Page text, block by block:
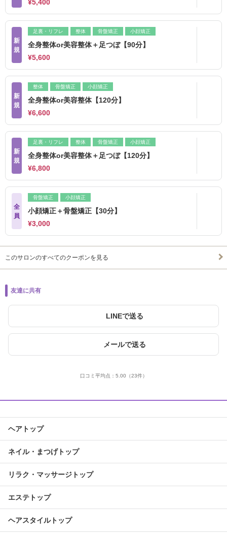
¥5,400
新
規
足裏・リフレ 整体 骨盤矯正 小顔矯正
全身整体or美容整体＋足つぼ【90分】
¥5,600
新
規
整体 骨盤矯正 小顔矯正
全身整体or美容整体【120分】
¥6,600
新
規
足裏・リフレ 整体 骨盤矯正 小顔矯正
全身整体or美容整体＋足つぼ【120分】
¥6,800
全
員
骨盤矯正 小顔矯正
小顔矯正＋骨盤矯正【30分】
¥3,000
このサロンのすべてのクーポンを見る
友達に共有
LINEで送る
メールで送る
口コミ平均点： 5.00 （23件）
ヘアトップ
ネイル・まつげトップ
リラク・マッサージトップ
エステトップ
ヘアスタイルトップ